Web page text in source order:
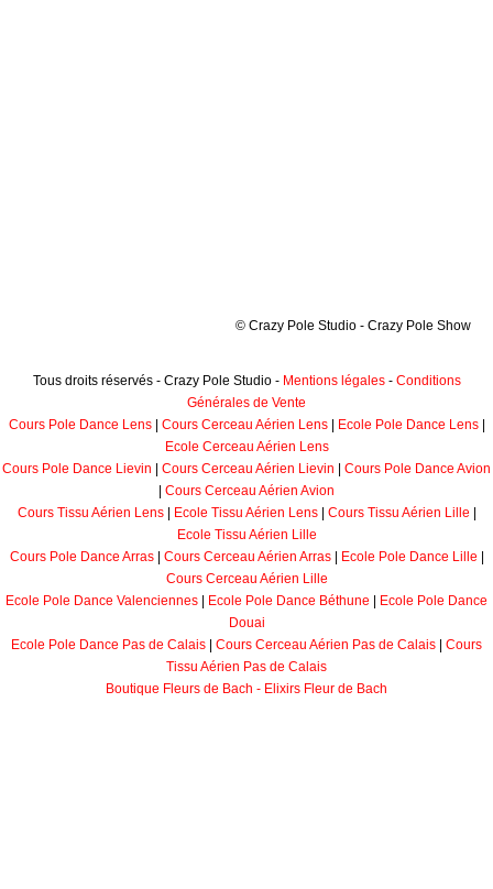
© Crazy Pole Studio - Crazy Pole Show
Tous droits réservés - Crazy Pole Studio - Mentions légales- Conditions
Générales de Vente
Cours Pole Dance Lens| Cours Cerceau Aérien Lens| Ecole Pole Dance Lens|
Ecole Cerceau Aérien Lens
Cours Pole Dance Lievin
Cours Cerceau Aérien Lievin
Cours Pole Dance Avion
Cours Cerceau Aérien Avion
Cours Tissu Aérien Lens| Ecole Tissu Aérien Lens| Cours Tissu Aérien Lille
Ecole Tissu Aérien Lille
Cours Pole Dance Arras| Cours Cerceau Aérien Arras| Ecole Pole Dance Lille
Cours Cerceau Aérien Lille
Ecole Pole Dance Valenciennes
Ecole Pole Dance Béthune
Ecole Pole Dance
Douai
Ecole Pole Dance Pas de Calais
Cours Cerceau Aérien Pas de Calais
Cours
Tissu Aérien Pas de Calais
Boutique Fleurs de Bach - Elixirs Fleur de Bach